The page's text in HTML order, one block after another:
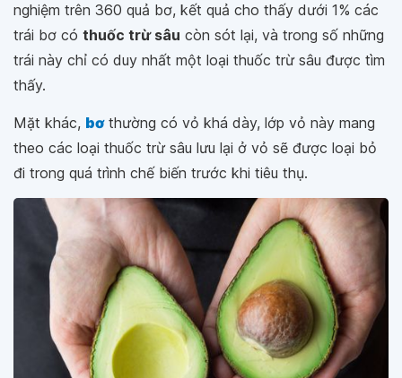
nghiệm trên 360 quả bơ, kết quả cho thấy dưới 1% các
trái bơ có thuốc trừ sâu còn sót lại, và trong số những
trái này chỉ có duy nhất một loại thuốc trừ sâu được tìm
thấy.
Mặt khác, bơthường có vỏ khá dày, lớp vỏ này mang
theo các loại thuốc trừ sâu lưu lại ở vỏ sẽ được loại bỏ
đi trong quá trình chế biến trước khi tiêu thụ.